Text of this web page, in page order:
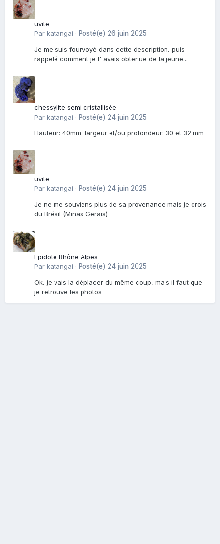
uvite
Par katangai · Posté(e) 26 juin 2025
Je me suis fourvoyé dans cette description, puis
rappelé comment je l' avais obtenue de la jeune...
chessylite semi cristallisée
Par katangai · Posté(e) 24 juin 2025
Hauteur: 40mm, largeur et/ou profondeur: 30 et 32 mm
uvite
Par katangai · Posté(e) 24 juin 2025
Je ne me souviens plus de sa provenance mais je crois
du Brésil (Minas Gerais)
Epidote Rhône Alpes
Par katangai · Posté(e) 24 juin 2025
Ok, je vais la déplacer du même coup, mais il faut que
je retrouve les photos